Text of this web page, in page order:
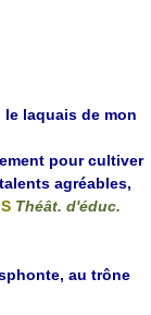
laquais de mon
pour cultiver
agréables,
Théât. d'éduc.
au trône